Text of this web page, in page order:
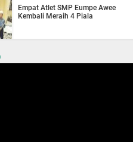
Empat Atlet SMP Eumpe Awee
Kembali Meraih 4 Piala